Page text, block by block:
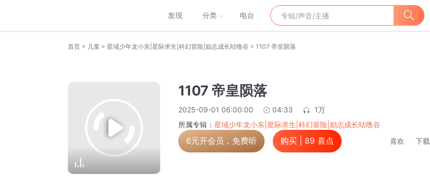
发现 分类 电台
首页 > 儿童 > 星域少年龙小东|星际求生|科幻冒险|励志成长咕噜谷 > 1107 帝皇陨落
1107 帝皇陨落
2025-09-01 06:00:00 04:33
1万
所属专辑： 星域少年龙小东|星际求生|科幻冒险|励志成长咕噜谷
6元开会员，免费听 购买 | 89 喜点 喜欢 下载